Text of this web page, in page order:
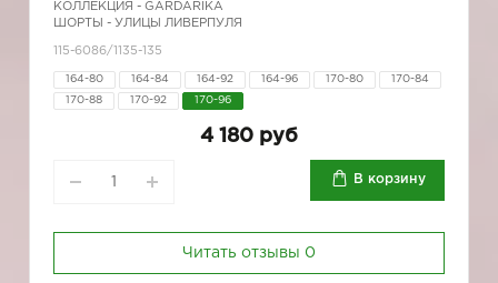
КОЛЛЕКЦИЯ - GARDARIKA
ШОРТЫ - УЛИЦЫ ЛИВЕРПУЛЯ
115-6086/1135-135
164-80 164-84 164-92 164-96 170-80 170-84
170-88 170-92 170-96
4 180 руб
В корзину
Читать отзывы 0